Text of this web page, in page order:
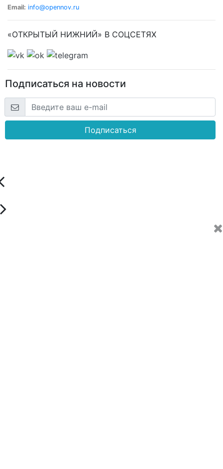
Email: info@opennov.ru
«ОТКРЫТЫЙ НИЖНИЙ» В СОЦСЕТЯХ
Подписаться на новости
Подписаться